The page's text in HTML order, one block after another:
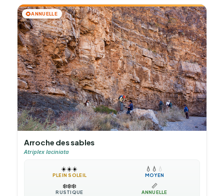
🌻ANNUELLE
Arroche des sables
Atriplex laciniata
☀️☀️☀️
PLEIN SOLEIL
💧 💧 💧
MOYEN
❄️❄️❄️
RUSTIQUE
📏
ANNUELLE